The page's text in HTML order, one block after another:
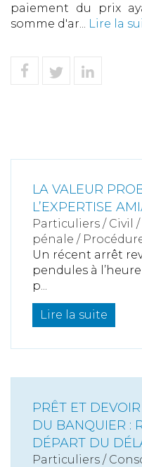
paiement du prix
somme d'ar...
Lire la
LA VALEUR
L’EXPERTISE
Particuliers / Civil /
pénale /
Un récent arrêt
pendules à
p...
Lire la suite
PRÊT ET
DU BANQUIER :
DÉPART DU
Particuliers /